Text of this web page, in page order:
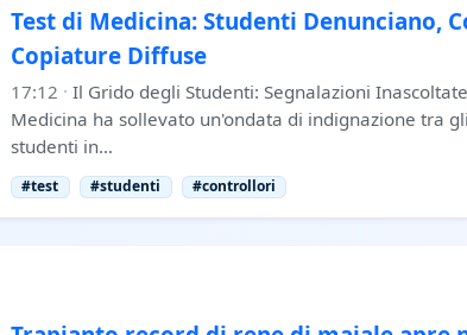
Test di Medicina: Studenti Denunciano,
Copiature Diffuse
17:12 · Il Grido degli Studenti: Segnalazioni
Medicina ha sollevato un'ondata di indignazione tra
studenti in…
#test #studenti #controllori